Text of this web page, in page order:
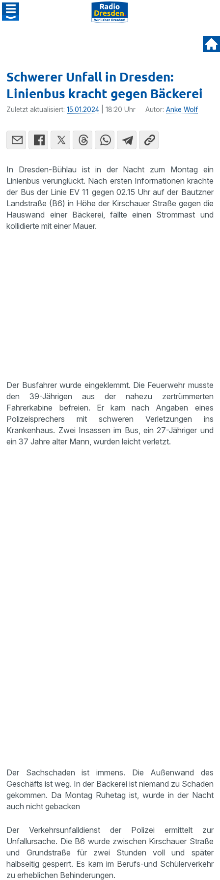
Schwerer Unfall in Dresden:
Linienbus kracht gegen Bäckerei
Zuletzt aktualisiert:15.01.2024 | 18:20 Uhr Autor:Anke Wolf
In Dresden-Bühlau ist in der Nacht zum Montag ein
Linienbus verunglückt. Nach ersten Informationen krachte
der Bus der Linie EV 11 gegen 02.15 Uhr auf der Bautzner
Landstraße (B6) in Höhe der Kirschauer Straße gegen die
Hauswand einer Bäckerei, fällte einen Strommast und
kollidierte mit einer Mauer.
Der Busfahrer wurde eingeklemmt. Die Feuerwehr musste
den 39-Jährigen aus der nahezu zertrümmerten
Fahrerkabine befreien. Er kam nach Angaben eines
Polizeisprechers mit schweren Verletzungen ins
Krankenhaus. Zwei Insassen im Bus, ein 27-Jähriger und
ein 37 Jahre alter Mann, wurden leicht verletzt.
Der Sachschaden ist immens. Die Außenwand des
Geschäfts ist weg. In der Bäckerei ist niemand zu Schaden
gekommen. Da Montag Ruhetag ist, wurde in der Nacht
auch nicht gebacken
Der Verkehrsunfalldienst der Polizei ermittelt zur
Unfallursache. Die B6 wurde zwischen Kirschauer Straße
und Grundstraße für zwei Stunden voll und später
halbseitig gesperrt. Es kam im Berufs-und Schülerverkehr
zu erheblichen Behinderungen.